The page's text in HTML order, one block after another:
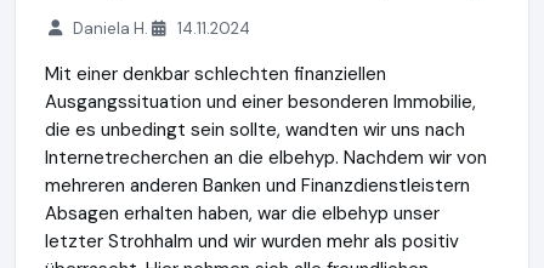
Daniela H. 14.11.2024
Mit einer denkbar schlechten finanziellen
Ausgangssituation und einer besonderen Immobilie,
die es unbedingt sein sollte, wandten wir uns nach
Internetrecherchen an die elbehyp. Nachdem wir von
mehreren anderen Banken und Finanzdienstleistern
Absagen erhalten haben, war die elbehyp unser
letzter Strohhalm und wir wurden mehr als positiv